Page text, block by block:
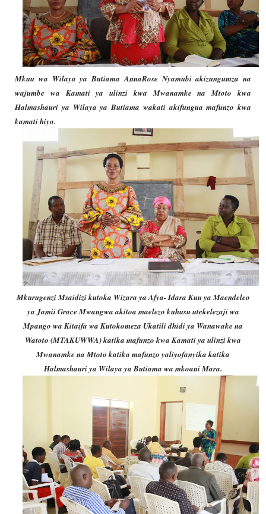
Mkuu wa Wilaya ya Butiama AnnaRose Nyamubi akizungumza na
wajumbe wa Kamati ya ulinzi kwa Mwanamke na Mtoto kwa
Halmashauri ya Wilaya ya Butiama wakati akifungua mafunzo kwa
kamati hiyo.
Mkurugenzi Msaidizi kutoka Wizara ya Afya- Idara Kuu ya Maendeleo
ya Jamii Grace Mwangwa akitoa maelezo kuhusu utekelezaji wa
Mpango wa Kitaifa wa Kutokomeza Ukatili dhidi ya Wanawake na
Watoto (MTAKUWWA) katika mafunzo kwa Kamati ya ulinzi kwa
Mwanamke na Mtoto katika mafunzo yaliyofanyika katika
Halmashauri ya Wilaya ya Butiama wa mkoani Mara.